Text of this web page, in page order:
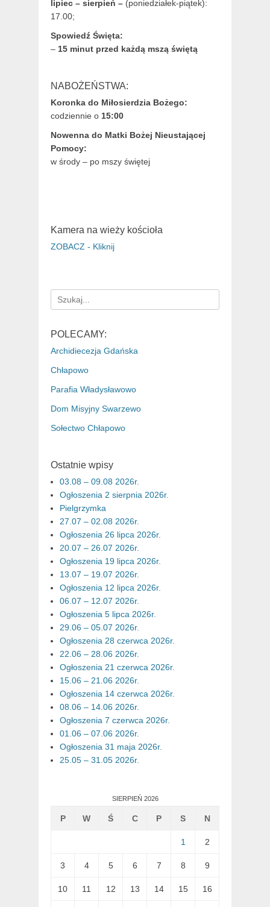
lipiec – sierpień – (poniedziałek-piątek):
17.00;
Spowiedź Święta:
– 15 minut przed każdą mszą świętą
NABOŻEŃSTWA:
Koronka do Miłosierdzia Bożego:
codziennie o 15:00
Nowenna do Matki Bożej Nieustającej
Pomocy:
w środy – po mszy świętej
Kamera na wieży kościoła
ZOBACZ - Kliknij
Search
for:
POLECAMY:
Archidiecezja Gdańska
Chłapowo
Parafia Władysławowo
Dom Misyjny Swarzewo
Sołectwo Chłapowo
Ostatnie wpisy
03.08 – 09.08 2026r.
Ogłoszenia 2 sierpnia 2026r.
Pielgrzymka
27.07 – 02.08 2026r.
Ogłoszenia 26 lipca 2026r.
20.07 – 26.07 2026r.
Ogłoszenia 19 lipca 2026r.
13.07 – 19.07 2026r.
Ogłoszenia 12 lipca 2026r.
06.07 – 12.07 2026r.
Ogłoszenia 5 lipca 2026r.
29.06 – 05.07 2026r.
Ogłoszenia 28 czerwca 2026r.
22.06 – 28.06 2026r.
Ogłoszenia 21 czerwca 2026r.
15.06 – 21.06 2026r.
Ogłoszenia 14 czerwca 2026r.
08.06 – 14.06 2026r.
Ogłoszenia 7 czerwca 2026r.
01.06 – 07.06 2026r.
Ogłoszenia 31 maja 2026r.
25.05 – 31.05 2026r.
SIERPIEŃ 2026
P W Ś C P S N
1 2
3 4 5 6 7 8 9
10 11 12 13 14 15 16